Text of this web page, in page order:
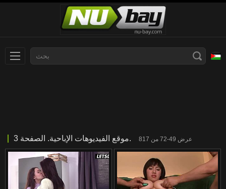
日本語
Suomi
Français
Slovenščina
Svenska
汉语
موقع الفيديوهات الإباحية. الصفحة 3. عرض 49-72 من 817